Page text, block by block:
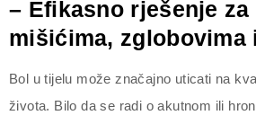
– Efikasno rješenje za
mišićima, zglobovima
Bol u tijelu može značajno uticati na
života. Bilo da se radi o akutnom ili